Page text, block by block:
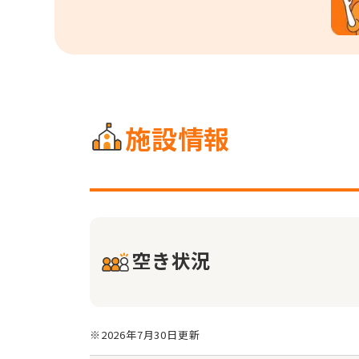
施設情報
空き状況
※2026年7月30日更新